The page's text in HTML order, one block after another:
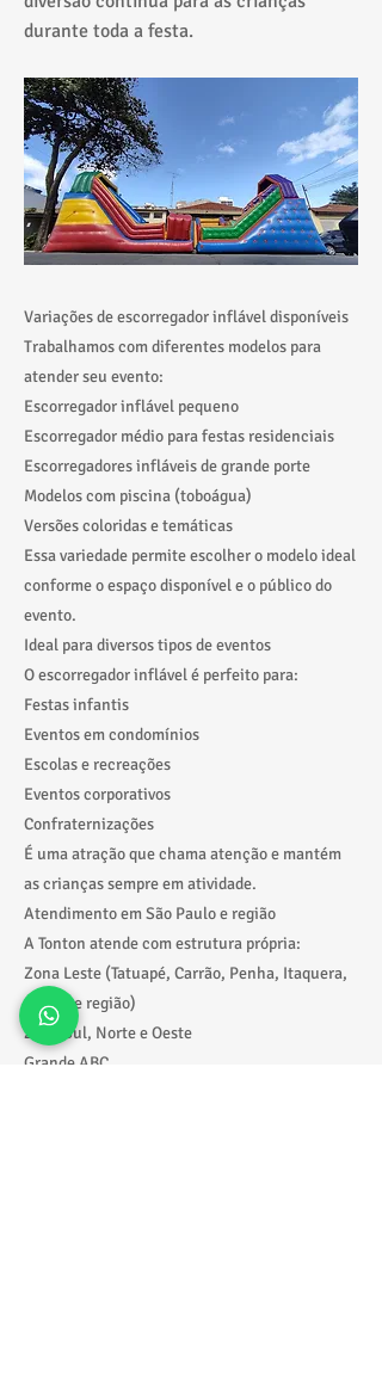
durante toda a festa.
Variações de escorregador inflável disponíveis
Trabalhamos com diferentes modelos para
atender seu evento:
Escorregador inflável pequeno
Escorregador médio para festas residenciais
Escorregadores infláveis de grande porte
Modelos com piscina (toboágua)
Versões coloridas e temáticas
Essa variedade permite escolher o modelo ideal
conforme o espaço disponível e o público do
evento.
Ideal para diversos tipos de eventos
O escorregador inflável é perfeito para:
Festas infantis
Eventos em condomínios
Escolas e recreações
Eventos corporativos
Confraternizações
É uma atração que chama atenção e mantém
as crianças sempre em atividade.
Atendimento em São Paulo e região
A Tonton atende com estrutura própria:
Zona Leste (Tatuapé, Carrão, Penha, Itaquera,
Mooca e região)
Zona Sul, Norte e Oeste
Grande ABC